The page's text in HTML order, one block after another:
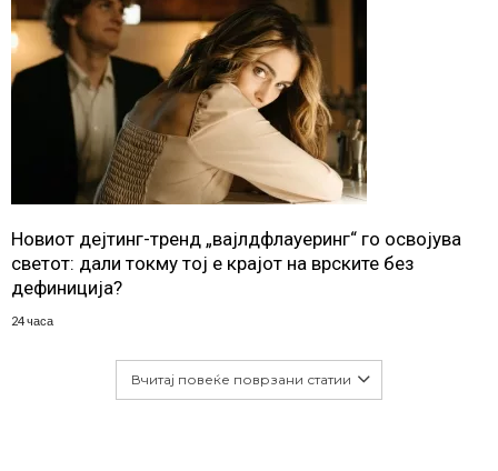
Новиот дејтинг-тренд „вајлдфлауеринг“ го освојува
светот: дали токму тој е крајот на врските без
дефиниција?
24 часа
Вчитај повеќе поврзани статии